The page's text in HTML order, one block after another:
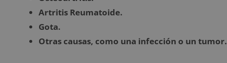
Artritis Reumatoide.
Gota.
Otras causas, como una infección o un tumor.